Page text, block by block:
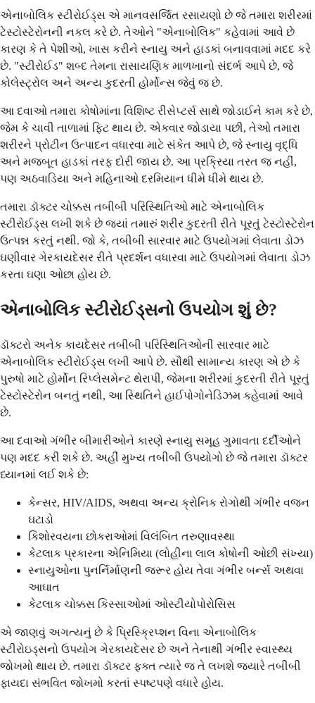
એનાબોલિક સ્ટીરોઈડ્સ એ માનવસર્જિત રસાયણો છે જે તમારા શરીરમાં
ટેસ્ટોસ્ટેરોનની નકલ કરે છે. તેઓને "એનાબોલિક" કહેવામાં આવે છે
કારણ કે તે પેશીઓ, ખાસ કરીને સ્નાયુ અને હાડકાં બનાવવામાં મદદ કરે
છે. "સ્ટીરોઈડ" શબ્દ તેમના રાસાયણિક માળખાનો સંદર્ભ આપે છે, જે
કોલેસ્ટ્રોલ અને અન્ય કુદરતી હોર્મોન્સ જેવું જ છે.
આ દવાઓ તમારા કોષોમાંના વિશિષ્ટ રીસેપ્ટર્સ સાથે જોડાઈને કામ કરે છે,
જેમ કે ચાવી તાળામાં ફિટ થાય છે. એકવાર જોડાયા પછી, તેઓ તમારા
શરીરને પ્રોટીન ઉત્પાદન વધારવા માટે સંકેત આપે છે, જે સ્નાયુ વૃદ્ધિ
અને મજબૂત હાડકાં તરફ દોરી જાય છે. આ પ્રક્રિયા તરત જ નહીં,
પણ અઠવાડિયા અને મહિનાઓ દરમિયાન ધીમે ધીમે થાય છે.
તમારા ડૉક્ટર ચોક્કસ તબીબી પરિસ્થિતિઓ માટે એનાબોલિક
સ્ટીરોઈડ્સ લખી શકે છે જ્યાં તમારું શરીર કુદરતી રીતે પૂરતું ટેસ્ટોસ્ટેરોન
ઉત્પન્ન કરતું નથી. જો કે, તબીબી સારવાર માટે ઉપયોગમાં લેવાતા ડોઝ
ઘણીવાર ગેરકાયદેસર રીતે પ્રદર્શન વધારવા માટે ઉપયોગમાં લેવાતા ડોઝ
કરતા ઘણા ઓછા હોય છે.
એનાબોલિક સ્ટીરોઈડ્સનો ઉપયોગ શું છે?
ડૉક્ટરો અનેક કાયદેસર તબીબી પરિસ્થિતિઓની સારવાર માટે
એનાબોલિક સ્ટીરોઈડ્સ લખી આપે છે. સૌથી સામાન્ય કારણ એ છે કે
પુરુષો માટે હોર્મોન રિપ્લેસમેન્ટ થેરાપી, જેમના શરીરમાં કુદરતી રીતે પૂરતું
ટેસ્ટોસ્ટેરોન બનતું નથી, આ સ્થિતિને હાઈપોગોનેડિઝમ કહેવામાં આવે
છે.
આ દવાઓ ગંભીર બીમારીઓને કારણે સ્નાયુ સમૂહ ગુમાવતા દર્દીઓને
પણ મદદ કરી શકે છે. અહીં મુખ્ય તબીબી ઉપયોગો છે જે તમારા ડૉક્ટર
ધ્યાનમાં લઈ શકે છે:
કેન્સર, HIV/AIDS, અથવા અન્ય ક્રોનિક રોગોથી ગંભીર વજન
ઘટાડો
કિશોરવયના છોકરાઓમાં વિલંબિત તરુણાવસ્થા
કેટલાક પ્રકારના એનિમિયા (લોહીના લાલ કોષોની ઓછી સંખ્યા)
સ્નાયુઓના પુનર્નિર્માણની જરૂર હોય તેવા ગંભીર બર્ન્સ અથવા
આઘાત
કેટલાક ચોક્કસ કિસ્સાઓમાં ઓસ્ટીયોપોરોસિસ
એ જાણવું અગત્યનું છે કે પ્રિસ્ક્રિપ્શન વિના એનાબોલિક
સ્ટીરોઇડ્સનો ઉપયોગ ગેરકાયદેસર છે અને તેનાથી ગંભીર સ્વાસ્થ્ય
જોખમો થાય છે. તમારા ડૉક્ટર ફક્ત ત્યારે જ તે લખશે જ્યારે તબીબી
ફાયદા સંભવિત જોખમો કરતાં સ્પષ્ટપણે વધારે હોય.